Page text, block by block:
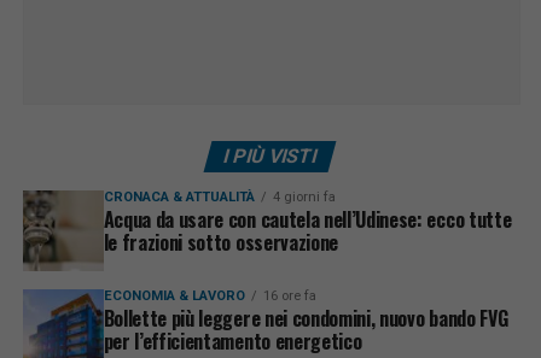
I PIÙ VISTI
CRONACA & ATTUALITÀ 4 giorni fa
Acqua da usare con cautela nell’Udinese: ecco tutte
le frazioni sotto osservazione
ECONOMIA & LAVORO 16 ore fa
Bollette più leggere nei condomini, nuovo bando FVG
per l’efficientamento energetico